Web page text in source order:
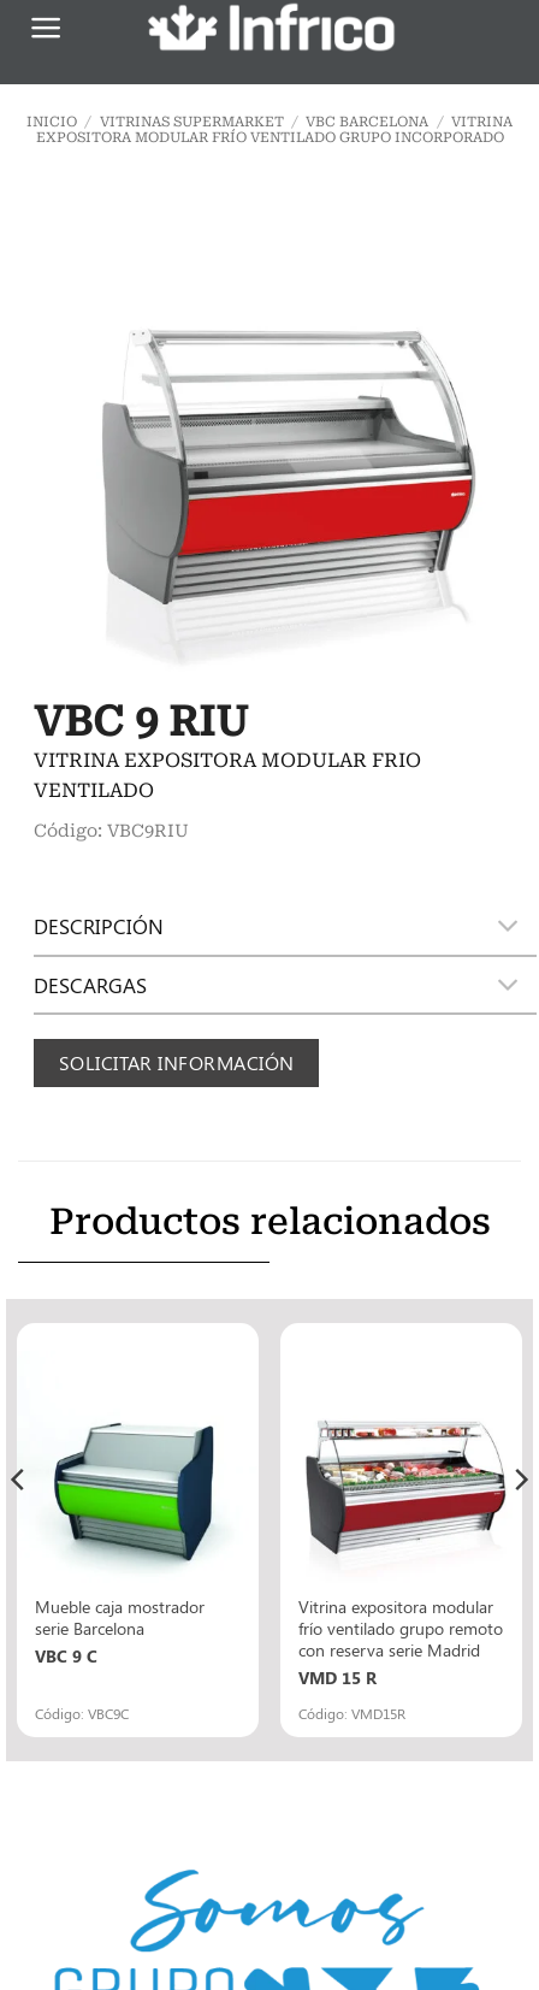
Saltar
INICIO / VITRINAS SUPERMARKET / VBC BARCELONA / VITRINA
EXPOSITORA MODULAR FRÍO VENTILADO GRUPO INCORPORADO
VBC 9 RIU
VITRINA EXPOSITORA MODULAR FRIO
VENTILADO
Código: VBC9RIU
DESCRIPCIÓN
DESCARGAS
SOLICITAR INFORMACIÓN
Productos relacionados
Mueble caja mostrador
serie Barcelona
VBC 9 C
Código: VBC9C
Vitrina expositora modular
frío ventilado grupo remoto
con reserva serie Madrid
VMD 15 R
Código: VMD15R